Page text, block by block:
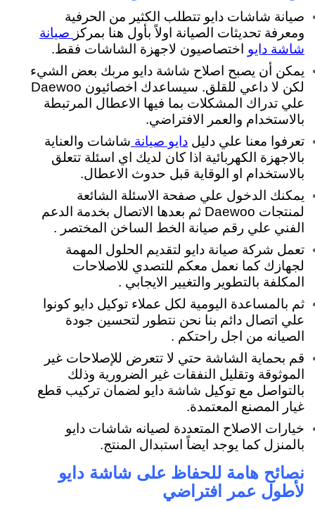
صيانة شاشات دايو تتطلب الكثير من الحرفية
ومعرفة تحديثات الصيانة اولاً بأول هنا بمركز صيانة
شاشة دايو
اختصاصيون لاجهزة الشاشات فقط.
يمكن أن يصبح اصلاح شاشة دايو مربك بعض الشيء
لكن لا داعي للقلق. سيساعدك اخصائيون Daewoo
علي تدراك المشكلات بما فيها الاعطال المرتبطة
بالاستخدام والعمر الافتراضي.
تعرفوا معنا علي دليل دايو صيانة شاشات والعناية
بالاجهزة الكهربائية اذا كان لديك اي اسئلة تتعلق
بالاستخدام او الوقاية قبل حدوث الاعطال.
يمكنك الدخول علي صفحة الاسئلة الشائعة
لمنتجات Daewoo ثم بعدها الاتصال بخدمة الدعم
الفني علي رقم صيانة الخط الساخن المختصر .
تعمل شركة صيانة دايو لتقديم الحلول المهمة
لجهازك كما نعمل معكم للتصدي للاصلاحات
المكلفة بالتطوير والتغيير الايجابي .
ثم بالمساعدة اليومية لكل عملاء توكيل دايو كونوا
علي اتصال دائم بنا نحن نتطور لتحسين جودة
الصيانه من اجل راحتكم .
قم بحماية الشاشة حتي لا تتعرض للإصلاحات غير
الموثوقة وتقليل النفقات غير الضرورية وذلك
بالتواصل مع توكيل شاشة دايو لضمان تركيب قطع
غيار المصنع المعتمدة.
خيارات الاصلاح المتعددة لصيانه شاشات دايو
بالمنزل كما يوجد ايضاً استبدال المنتج.
نصائح هامة للحفاظ على شاشة دايو
لأطول عمر افتراضي